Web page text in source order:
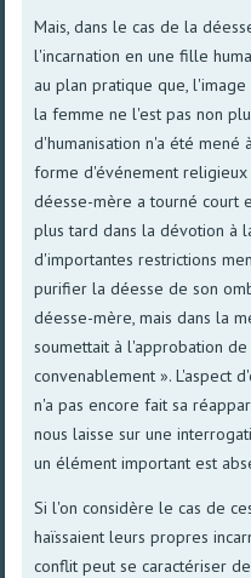
Mais, dans le cas de la
l'incarnation en une fille
au plan pratique que,
la femme ne l'est pas non
d'humanisation n'a été mené
forme d'événement
déesse-mère a tourné court
plus tard dans la dévotion à
d'importantes restrictions
purifier la déesse de son
déesse-mère, mais dans la
soumettait à l'approbation
convenablement ». L'aspect
n'a pas encore fait sa
nous laisse sur une
un élément important est
Si l'on considère le cas de
haïssaient leurs propres
conflit peut se caractériser